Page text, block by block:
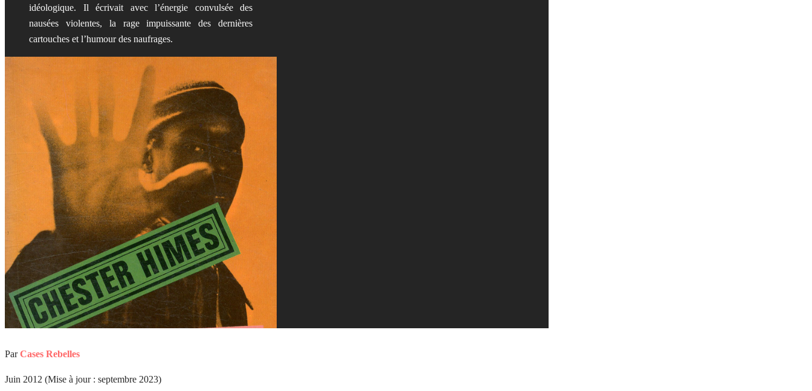
idéologique. Il écrivait avec l’énergie convulsée des
nausées violentes, la rage impuissante des dernières
cartouches et l’humour des naufrages.
ParCases Rebelles
Juin 2012 (Mise à jour : septembre 2023)